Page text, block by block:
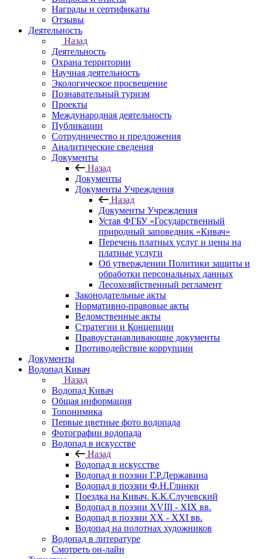
Награды и сертификаты
Отзывы
Деятельность
Назад
Деятельность
Охрана территории
Научная деятельность
Экологическое просвещение
Познавательный туризм
Проекты
Международная деятельность
Публикации
Сотрудничество и предложения
Аналитические сведения
Документы
Назад
Документы
Документы Учреждения
Назад
Документы Учреждения
Устав ФГБУ «Государственный
природный заповедник «Кивач»
Перечень платных услуг и цены на
платные услуги
Об утверждении Политики защиты и
обработки персональных данных
Лесохозяйственный регламент
Законодательные акты
Нормативно-правовые акты
Ведомственные акты
Стратегии и Концепции
Правоустанавливающие документы
Противодействие коррупции
Документы
Водопад Кивач
Назад
Водопад Кивач
Общая информация
Топонимика
Первые цветные фото водопада
Фотографии водопада
Водопад в искусстве
Назад
Водопад в искусстве
Водопад в поэзии Г.Р.Державина
Водопад в поэзии Ф.Н.Глинки
Поездка на Кивач. К.К.Случевский
Водопад в поэзии XVIII - XIX вв.
Водопад в поэзии XX - XXI вв.
Водопад на полотнах художников
Водопад в литературе
Смотреть он-лайн